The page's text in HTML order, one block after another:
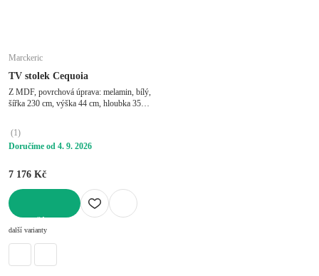
Marckeric
TV stolek Cequoia
Z MDF, povrchová úprava: melamin, bílý,
šířka 230 cm, výška 44 cm, hloubka 35
(1)
Doručíme od 4. 9. 2026
7 176 Kč
další varianty